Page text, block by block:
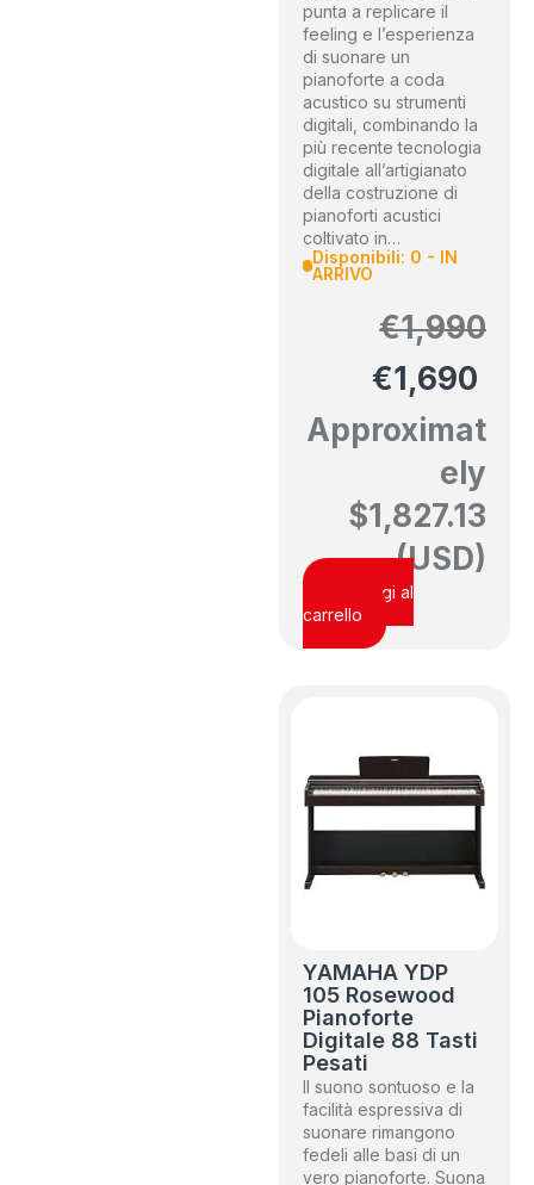
punta a replicare il
feeling e l’esperienza
di suonare un
pianoforte a coda
acustico su strumenti
digitali, combinando la
più recente tecnologia
digitale all’artigianato
della costruzione di
pianoforti acustici
coltivato in…
Disponibili: 0 - IN
ARRIVO
€1,990
€1,690
Approximat
ely
$1,827.13
(USD)
Aggiungi al
carrello
YAMAHA YDP
105 Rosewood
Pianoforte
Digitale 88 Tasti
Pesati
Il suono sontuoso e la
facilità espressiva di
suonare rimangono
fedeli alle basi di un
vero pianoforte. Suona